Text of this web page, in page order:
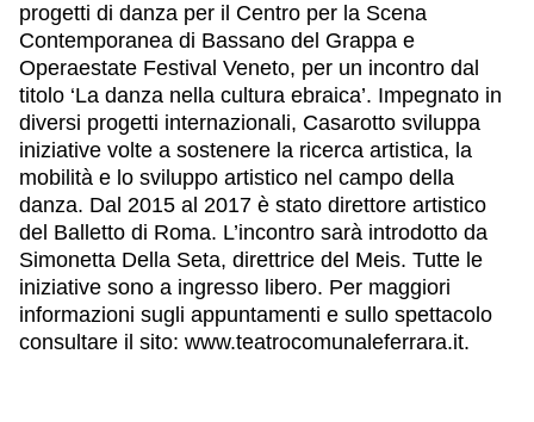
progetti di danza per il Centro per la Scena
Contemporanea di Bassano del Grappa e
Operaestate Festival Veneto, per un incontro dal
titolo ‘La danza nella cultura ebraica’. Impegnato in
diversi progetti internazionali, Casarotto sviluppa
iniziative volte a sostenere la ricerca artistica, la
mobilità e lo sviluppo artistico nel campo della
danza. Dal 2015 al 2017 è stato direttore artistico
del Balletto di Roma. L’incontro sarà introdotto da
Simonetta Della Seta, direttrice del Meis. Tutte le
iniziative sono a ingresso libero. Per maggiori
informazioni sugli appuntamenti e sullo spettacolo
consultare il sito: www.teatrocomunaleferrara.it.